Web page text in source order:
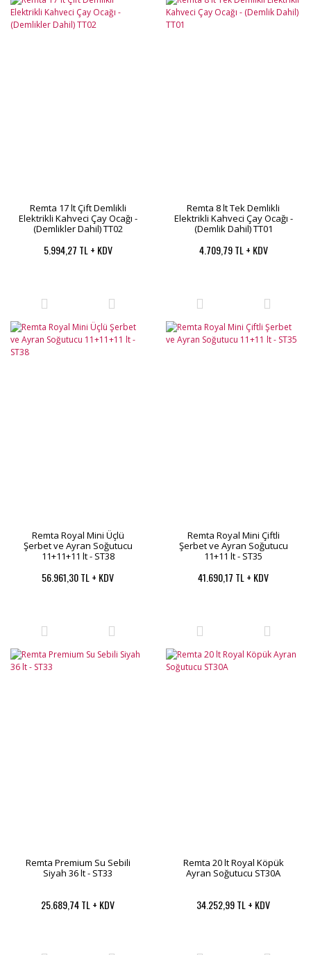
Remta 17 lt Çift Demlikli
Elektrikli Kahveci Çay Ocağı -
(Demlikler Dahil) TT02
5.994,27 TL + KDV
Remta 8 lt Tek Demlikli
Elektrikli Kahveci Çay Ocağı -
(Demlik Dahil) TT01
4.709,79 TL + KDV
Remta Royal Mini Üçlü
Şerbet ve Ayran Soğutucu
11+11+11 lt - ST38
56.961,30 TL + KDV
Remta Royal Mini Çiftli
Şerbet ve Ayran Soğutucu
11+11 lt - ST35
41.690,17 TL + KDV
Remta Premium Su Sebili
Siyah 36 lt - ST33
25.689,74 TL + KDV
Remta 20 lt Royal Köpük
Ayran Soğutucu ST30A
34.252,99 TL + KDV